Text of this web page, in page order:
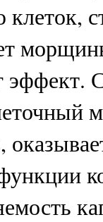
клеток,